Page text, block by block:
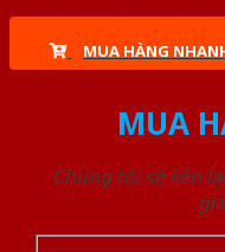
MUA HÀNG
MUA
Chúng tôi sẽ liên